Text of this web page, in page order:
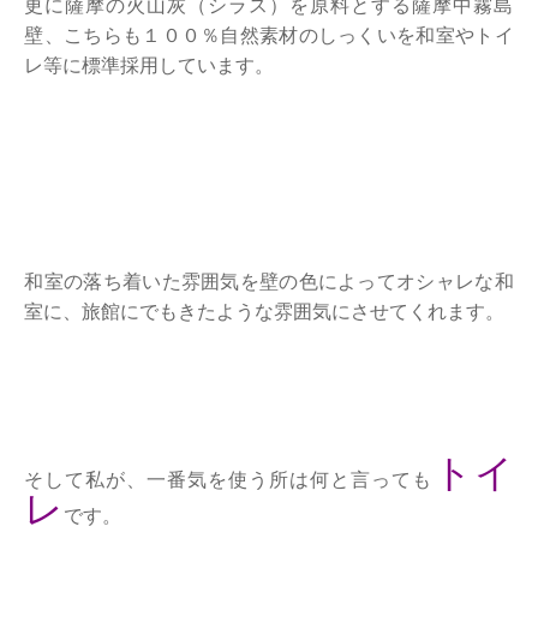
更に薩摩の火山灰（シラス）を原料とする薩摩中霧島
壁、こちらも１００％自然素材のしっくいを和室やトイ
レ等に標準採用しています。
和室の落ち着いた雰囲気を壁の色によってオシャレな和
室に、旅館にでもきたような雰囲気にさせてくれます。
そして私が、一番気を使う所は何と言っても
トイ
レ です。